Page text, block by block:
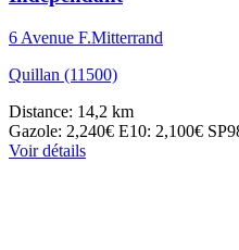
6 Avenue F.Mitterrand
Quillan (11500)
Distance: 14,2 km
Gazole: 2,240€ E10: 2,100€
Voir détails